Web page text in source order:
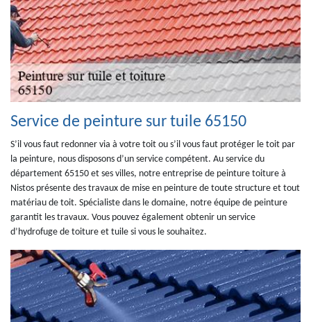
Service de peinture sur tuile 65150
S’il vous faut redonner via à votre toit ou s’il vous faut protéger le toit par
la peinture, nous disposons d’un service compétent. Au service du
département 65150 et ses villes, notre entreprise de peinture toiture à
Nistos présente des travaux de mise en peinture de toute structure et tout
matériau de toit. Spécialiste dans le domaine, notre équipe de peinture
garantit les travaux. Vous pouvez également obtenir un service
d’hydrofuge de toiture et tuile si vous le souhaitez.